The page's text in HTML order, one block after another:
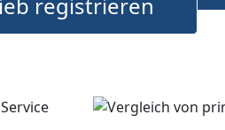
registrieren